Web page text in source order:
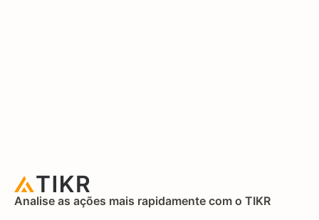
Analise as ações mais rapidamente com o TIKR